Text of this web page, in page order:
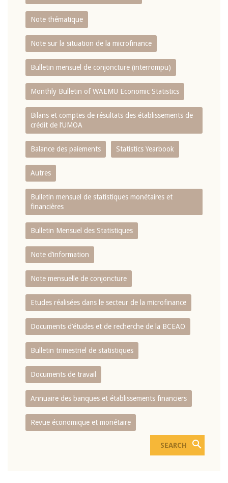
Note thématique
Note sur la situation de la microfinance
Bulletin mensuel de conjoncture (interrompu)
Monthly Bulletin of WAEMU Economic Statistics
Bilans et comptes de résultats des établissements de
crédit de l‘UMOA
Balance des paiements Statistics Yearbook
Autres
Bulletin mensuel de statistiques monétaires et
financières
Bulletin Mensuel des Statistiques
Note d’information
Note mensuelle de conjoncture
Etudes réalisées dans le secteur de la microfinance
Documents d’études et de recherche de la BCEAO
Bulletin trimestriel de statistiques
Documents de travail
Annuaire des banques et établissements financiers
Revue économique et monétaire